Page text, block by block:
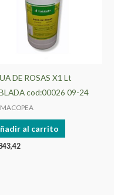
DE ROSAS X1 Lt
cod:00026 09-24
al carrito